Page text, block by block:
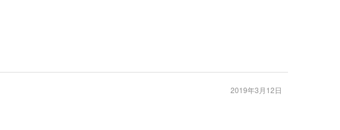
2019年3月12日